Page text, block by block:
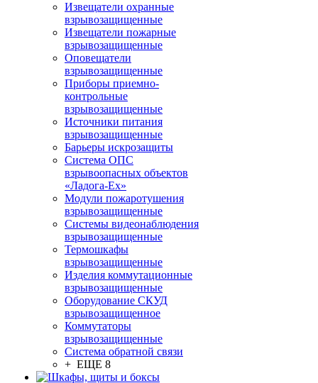
Извещатели охранные
взрывозащищенные
Извещатели пожарные
взрывозащищенные
Оповещатели
взрывозащищенные
Приборы приемно-
контрольные
взрывозащищенные
Источники питания
взрывозащищенные
Барьеры искрозащиты
Система ОПС
взрывоопасных объектов
«Ладога-Ex»
Модули пожаротушения
взрывозащищенные
Системы видеонаблюдения
взрывозащищенные
Термошкафы
взрывозащищенные
Изделия коммутационные
взрывозащищенные
Оборудование СКУД
взрывозащищенное
Коммутаторы
взрывозащищенные
Система обратной связи
+ ЕЩЕ 8